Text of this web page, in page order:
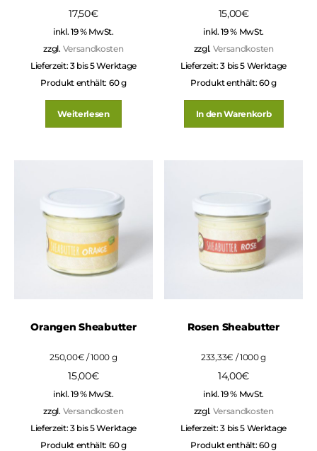
17,50€
inkl. 19 % MwSt.
zzgl. Versandkosten
Lieferzeit:3 bis 5 Werktage
Produkt enthält: 60g
Weiterlesen
15,00€
inkl. 19 % MwSt.
zzgl. Versandkosten
Lieferzeit:3 bis 5 Werktage
Produkt enthält: 60g
In den Warenkorb
Orangen Sheabutter
250,00€ /1000 g
15,00€
inkl. 19 % MwSt.
zzgl. Versandkosten
Lieferzeit:3 bis 5 Werktage
Produkt enthält: 60g
Rosen Sheabutter
233,33€ /1000g
14,00€
inkl. 19 % MwSt.
zzgl. Versandkosten
Lieferzeit:3 bis 5 Werktage
Produkt enthält: 60g